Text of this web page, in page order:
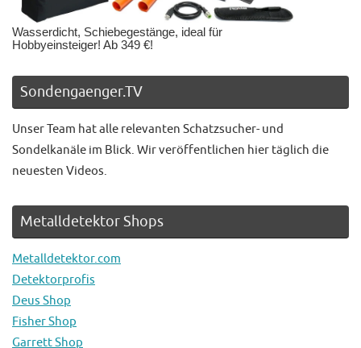
Wasserdicht, Schiebegestänge, ideal für
Hobbyeinsteiger! Ab 349 €!
Sondengaenger.TV
Unser Team hat alle relevanten Schatzsucher- und
Sondelkanäle im Blick. Wir veröffentlichen hier täglich die
neuesten Videos.
Metalldetektor Shops
Metalldetektor.com
Detektorprofis
Deus Shop
Fisher Shop
Garrett Shop